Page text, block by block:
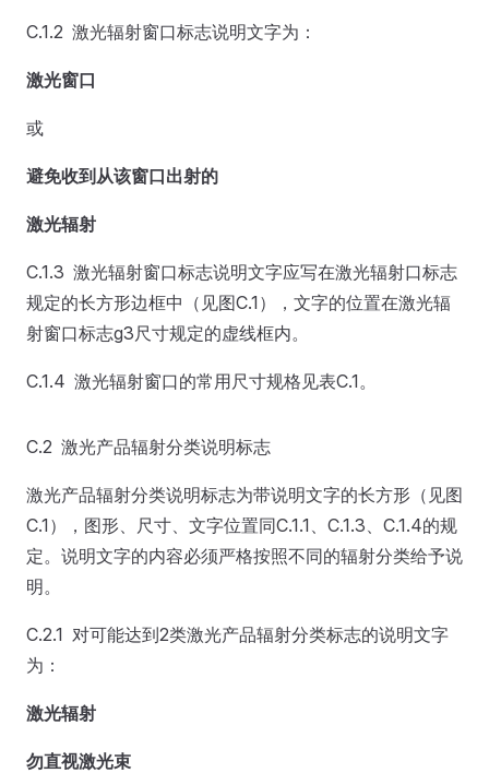
C.1.2 激光辐射窗口标志说明文字为：
激光窗口
或
避免收到从该窗口出射的
激光辐射
C.1.3 激光辐射窗口标志说明文字应写在激光辐射口标志
规定的长方形边框中（见图C.1），文字的位置在激光辐
射窗口标志g3尺寸规定的虚线框内。
C.1.4 激光辐射窗口的常用尺寸规格见表C.1。
C.2 激光产品辐射分类说明标志
激光产品辐射分类说明标志为带说明文字的长方形（见图
C.1），图形、尺寸、文字位置同C.1.1、C.1.3、C.1.4的规
定。说明文字的内容必须严格按照不同的辐射分类给予说
明。
C.2.1 对可能达到2类激光产品辐射分类标志的说明文字
为：
激光辐射
勿直视激光束